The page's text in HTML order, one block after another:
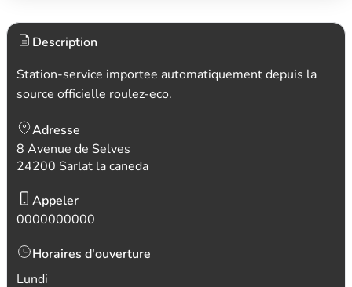
Description
Station-service importee automatiquement depuis la
source officielle roulez-eco.
Adresse
8 Avenue de Selves
24200 Sarlat la caneda
Appeler
0000000000
Horaires d'ouverture
Lundi